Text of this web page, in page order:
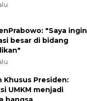
"Saya ingin
besar di bidang
Khusus Presiden:
UMKM menjadi